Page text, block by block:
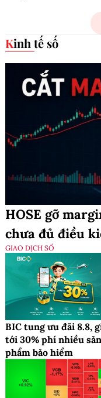
Kinh tế số
HOSE gỡ
chưa đủ điều
GIAO DỊCH SỐ
BIC tung ưu đãi 8.8,
tới 30% phí nhiều sản
phẩm bảo hiểm